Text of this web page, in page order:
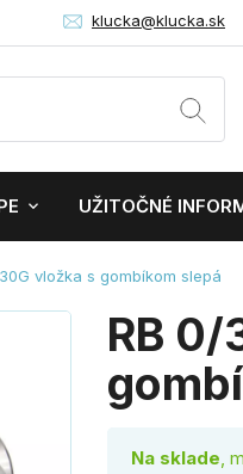
klucka@klucka.sk
UŽITOČNÉ
vložka s gombíkom slepá
RB 0/
Na sklade,